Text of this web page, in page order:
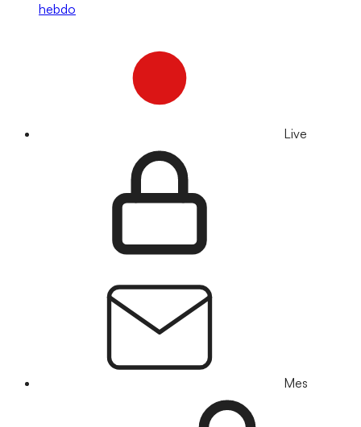
hebdo
Live
Mes